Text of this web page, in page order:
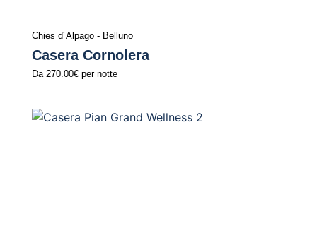
Chies d´Alpago - Belluno
Casera Cornolera
Da 270.00€ per notte